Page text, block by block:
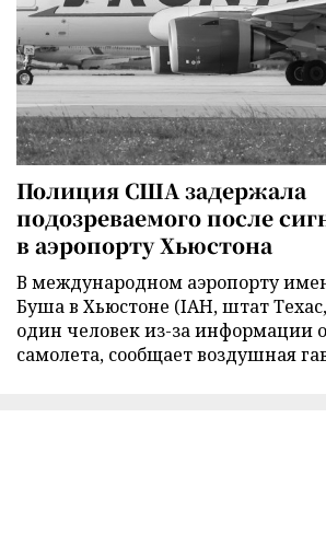
Полиция США задержала
подозреваемого после
в аэропорту Хьюстона
В международном аэропорту
Буша в Хьюстоне (IAH, штат
один человек из-за информации
самолета, сообщает воздушная